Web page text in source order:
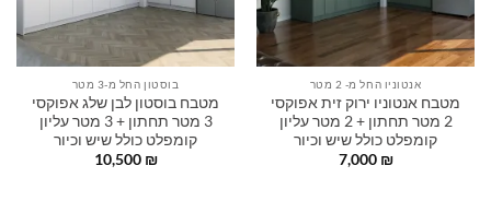
אנטוניו החל מ- 2 מטר
מטבח אנטוניו ירוק זית אפוקסי
2 מטר תחתון + 2 מטר עליון
קומפלט כולל שיש וכיור
7,000 ₪
בוסטון החל מ-3 מטר
מטבח בוסטון לבן שלג אפוקסי
3 מטר תחתון + 3 מטר עליון
קומפלט כולל שיש וכיור
10,500 ₪